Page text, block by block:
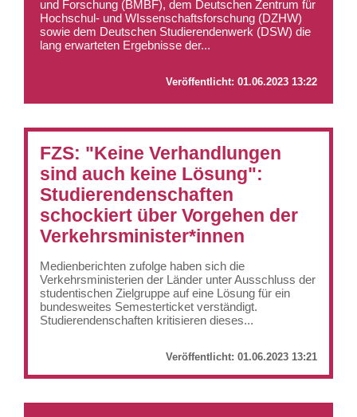
und Forschung (BMBF), dem Deutschen Zentrum für
Hochschul- und WIssenschaftsforschung (DZHW)
sowie dem Deutschen Studierendenwerk (DSW) die
lang erwarteten Ergebnisse der...
Veröffentlicht:01.06.2023 13:22
FZS: "Keine Verhandlungen
sind auch keine Lösung":
Studierendenschaften
schockiert über Vorgehen der
Verkehrsminister*innen
Medienberichten zufolge haben sich die
Verkehrsministerien der Länder unter Ausschluss der
studentischen Zielgruppe auf eine Lösung für ein
bundesweites Semesterticket verständigt.
Studierendenschaften kritisieren dieses...
Veröffentlicht:01.06.2023 13:21